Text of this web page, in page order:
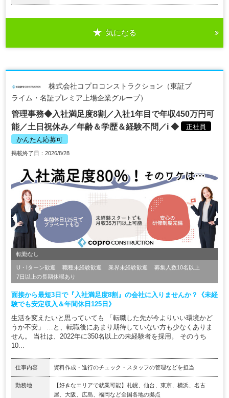
気になる
株式会社コプロコンストラクション（東証プ
ライム・名証プレミア上場企業グループ）
管理事務◆入社満足度8割／入社1年目で年収450万円可
能／土日祝休み／年齢＆学歴＆経験不問／i ◆
正社員
かんたん応募可
掲載終了日：2026/8/28
転勤なし
U・Iターン歓迎 職種未経験歓迎 業界未経験歓迎
募集人数10名以上
7日以上の長期休暇あり
面接から最短3日で『入社満足度8割』の会社に入りませんか？《未経
験でも安定収入＆年間休日125日》
生活を変えたいと思っていても 「転職した先が今よりいい環境かど
うか不安」 …と、転職後にあまり期待していない方も少なくありま
せん。 当社は、2022年に350名以上の未経験者を採用。 そのうち
10...
仕事内容 資料作成・進行のチェック・スタッフの管理などを担当
勤務地
【好きなエリアで就業可能】札幌、仙台、東京、横浜、名古
屋、大阪、広島、福岡など全国各地の拠点